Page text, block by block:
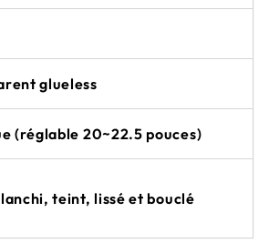
glueless
(réglable 20~22.5 pouces)
teint, lissé et bouclé